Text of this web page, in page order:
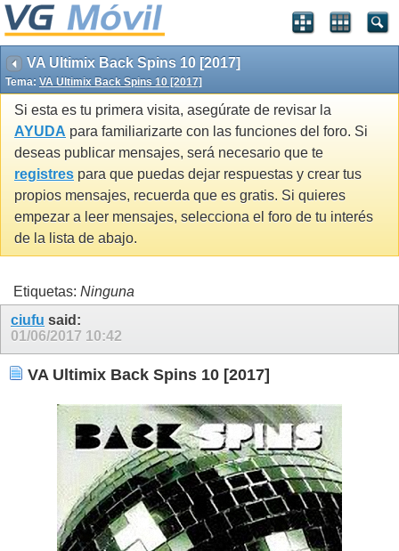
VA Ultimix Back Spins 10 [2017]
Tema: VA Ultimix Back Spins 10 [2017]
Si esta es tu primera visita, asegúrate de revisar la
AYUDA para familiarizarte con las funciones del foro. Si
deseas publicar mensajes, será necesario que te
registres para que puedas dejar respuestas y crear tus
propios mensajes, recuerda que es gratis. Si quieres
empezar a leer mensajes, selecciona el foro de tu interés
de la lista de abajo.
Etiquetas: Ninguna
ciufu said:
01/06/2017 10:42
VA Ultimix Back Spins 10 [2017]